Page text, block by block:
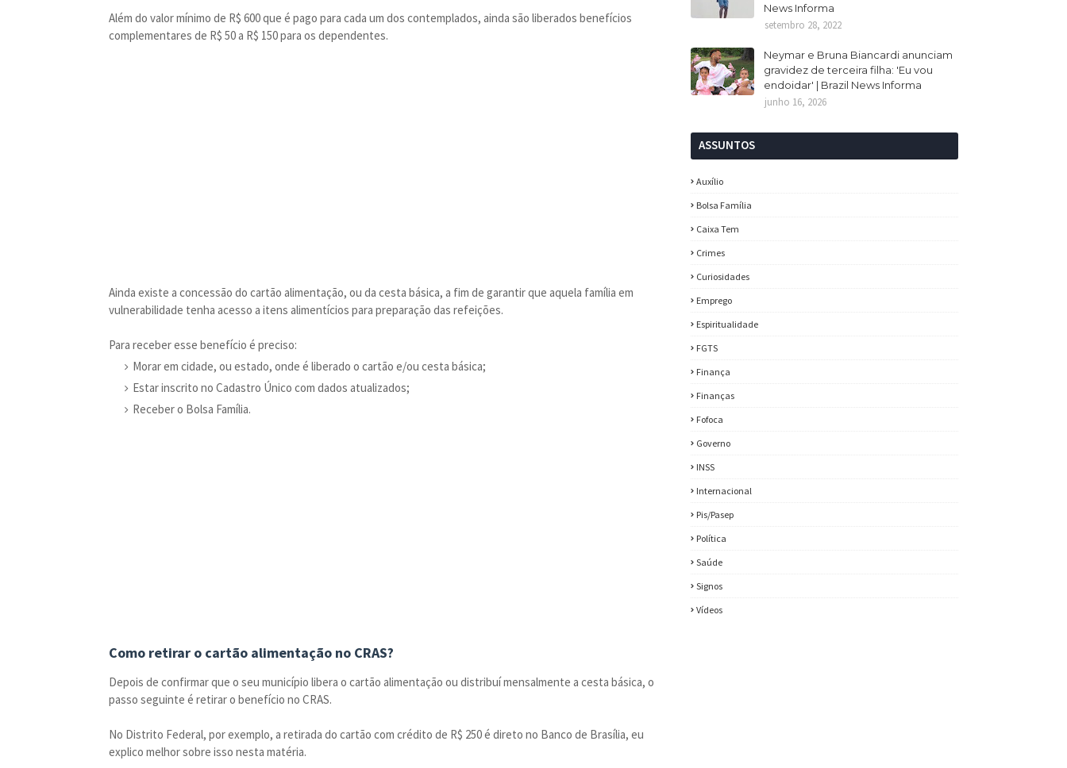
Além do valor mínimo de R$ 600 que é pago para cada um dos contemplados, ainda são liberados benefícios
complementares de R$ 50 a R$ 150 para os dependentes.
Ainda existe a concessão do cartão alimentação, ou da cesta básica, a fim de garantir que aquela família em
vulnerabilidade tenha acesso a itens alimentícios para preparação das refeições.
Para receber esse benefício é preciso:
Morar em cidade, ou estado, onde é liberado o cartão e/ou cesta básica;
Estar inscrito no Cadastro Único com dados atualizados;
Receber o Bolsa Família.
Como retirar o cartão alimentação no CRAS?
Depois de confirmar que o seu município libera o cartão alimentação ou distribuí mensalmente a cesta básica, o
passo seguinte é retirar o benefício no CRAS.
No Distrito Federal, por exemplo, a retirada do cartão com crédito de R$ 250 é direto no Banco de Brasília, eu
explico melhor sobre isso nesta matéria.
News Informa
setembro 28, 2022
Neymar e Bruna Biancardi anunciam
gravidez de terceira filha: 'Eu vou
endoidar' | Brazil News Informa
junho 16, 2026
ASSUNTOS
Auxílio
Bolsa Família
Caixa Tem
Crimes
Curiosidades
Emprego
Espiritualidade
FGTS
Finança
Finanças
Fofoca
Governo
INSS
Internacional
Pis/Pasep
Política
Saúde
Signos
Vídeos